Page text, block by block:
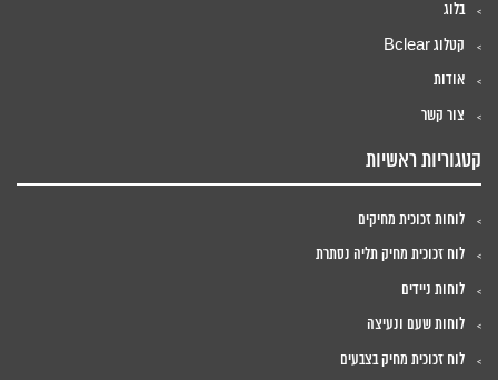
בלוג
קטלוג Bclear
אודות
צור קשר
קטגוריות ראשיות
לוחות זכוכית מחיקים
לוח זכוכית מחיק תליה נסתרת
לוחות ניידים
לוחות שעם ונעיצה
לוח זכוכית מחיק בצבעים